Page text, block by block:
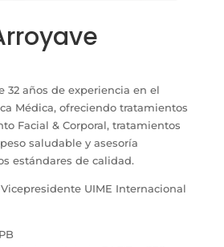
32 años de experiencia en el
Médica, ofreciendo tratamientos
Facial & Corporal, tratamientos
saludable y asesoría
estándares de calidad.
Vicepresidente UIME Internacional